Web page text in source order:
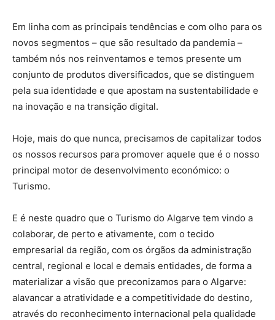
Em linha com as principais tendências e com olho para os
novos segmentos – que são resultado da pandemia –
também nós nos reinventamos e temos presente um
conjunto de produtos diversificados, que se distinguem
pela sua identidade e que apostam na sustentabilidade e
na inovação e na transição digital.
Hoje, mais do que nunca, precisamos de capitalizar todos
os nossos recursos para promover aquele que é o nosso
principal motor de desenvolvimento económico: o
Turismo.
E é neste quadro que o Turismo do Algarve tem vindo a
colaborar, de perto e ativamente, com o tecido
empresarial da região, com os órgãos da administração
central, regional e local e demais entidades, de forma a
materializar a visão que preconizamos para o Algarve:
alavancar a atratividade e a competitividade do destino,
através do reconhecimento internacional pela qualidade